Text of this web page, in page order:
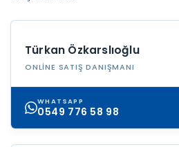
Türkan Özkarslıoğlu
ONLINE SATIŞ DANIŞMANI
WHATSAPP
0549 776 58 98